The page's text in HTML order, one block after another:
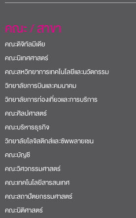
คณะ / สาขา
คณะดิจิทัลมีเดีย
คณะนิเทศศาสตร์
คณะสหวิทยาการเทคโนโลยีและนวัตกรรม
วิทยาลัยการบินและคมนาคม
วิทยาลัยการท่องเที่ยวและการบริการ
คณะศิลปศาสตร์
คณะบริหารธุรกิจ
วิทยาลัยโลจิสติกส์และซัพพลายเชน
คณะบัญชี
คณะวิศวกรรมศาสตร์
คณะเทคโนโลยีสารสนเทศ
คณะสถาปัตยกรรมศาสตร์
คณะนิติศาสตร์